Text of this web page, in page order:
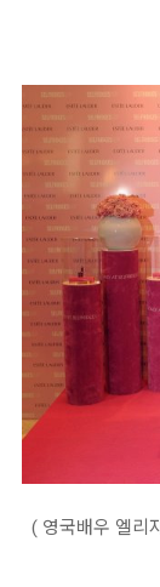
( 영국배우 엘리